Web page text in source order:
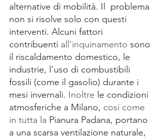
alternative di mobilità. Il  problema
non si risolve solo con questi
interventi. Alcuni fattori
contribuenti all'inquinamento sono
il riscaldamento domestico, le
industrie, l’uso di combustibili
fossili (come il gasolio) durante i
mesi invernali. Inoltre le condizioni
atmosferiche a Milano, cosi come
in tutta la Pianura Padana, portano
a una scarsa ventilazione naturale,